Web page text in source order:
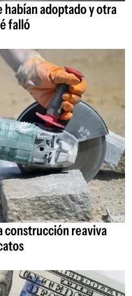
habían adoptado y otra
falló
construcción reaviva